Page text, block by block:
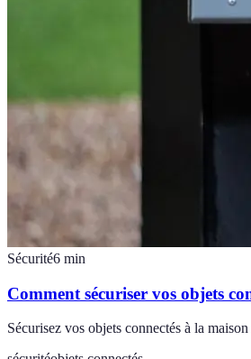
Sécurité6 min
Comment sécuriser vos objets
Sécurisez vos objets connectés à la